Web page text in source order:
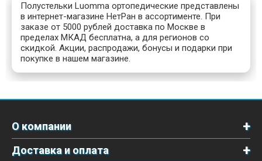
Полустельки Luomma ортопедические представлены
в интернет-магазине НетРан в ассортименте. При
заказе от 5000 рублей доставка по Москве в
пределах МКАД бесплатна, а для регионов со
скидкой. Акции, распродажи, бонусы и подарки при
покупке в нашем магазине.
О компании
Доставка и оплата